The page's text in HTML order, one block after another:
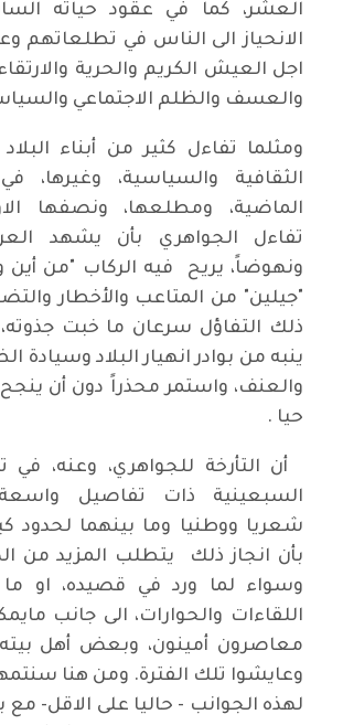
العشر، كما في عقود حياته
الانحياز الى الناس في تطلعاتهم
اجل العيش الكريم والحرية
والعسف والظلم الاجتماعي
ومثلما تفاءل كثير من أبناء
الثقافية والسياسية، وغيرها،
الماضية، ومطلعها، ونصفها
تفاءل الجواهري بأن يشهد
ونهوضاً، يريح فيه الركاب "من أين
"جيلين" من المتاعب والأخطار
ذلك التفاؤل سرعان ما خبت
ينبه من بوادر انهيار البلاد وسيادة
والعنف، واستمر محذراً دون أن
حيا .
أن التأرخة للجواهري، وعنه، في
السبعينية ذات تفاصيل
شعريا ووطنيا وما بينهما لحدود
بأن انجاز ذلك يتطلب المزيد من
وسواء لما ورد في قصيده، او
اللقاءات والحوارات، الى جانب
معاصرون أمينون، وبعض أهل بيته
وعايشوا تلك الفترة. ومن هنا
لهذه الجوانب - حاليا على الاقل-